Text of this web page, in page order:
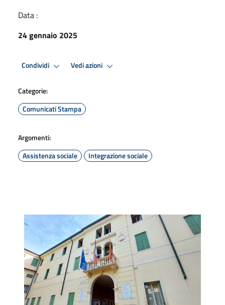
Data :
24 gennaio 2025
Condividi Vedi azioni
Categorie:
Comunicati Stampa
Argomenti:
Assistenza sociale
Integrazione sociale